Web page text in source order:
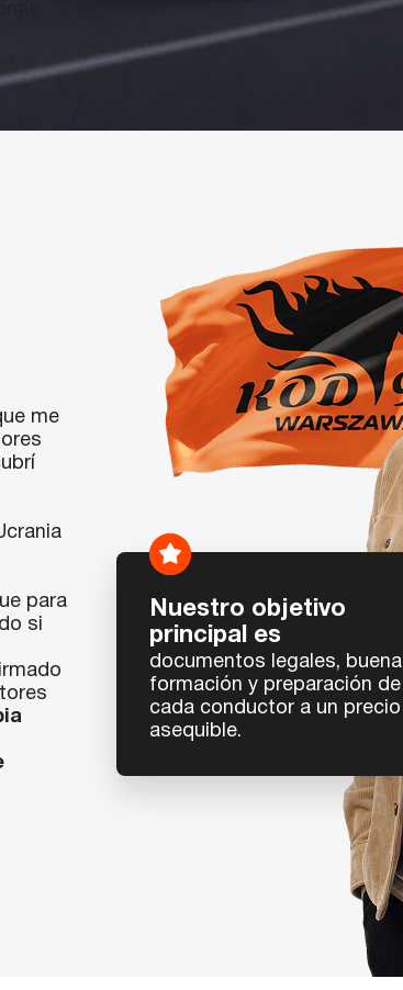
me
para
si
Nuestro objetivo
principal es
documentos legales, buena
formación y preparación de
cada conductor a un precio
asequible.